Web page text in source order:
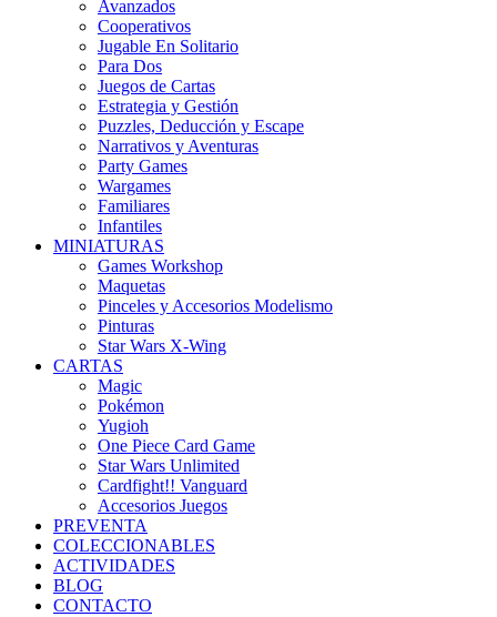
Avanzados
Cooperativos
Jugable En Solitario
Para Dos
Juegos de Cartas
Estrategia y Gestión
Puzzles, Deducción y Escape
Narrativos y Aventuras
Party Games
Wargames
Familiares
Infantiles
MINIATURAS
Games Workshop
Maquetas
Pinceles y Accesorios Modelismo
Pinturas
Star Wars X-Wing
CARTAS
Magic
Pokémon
Yugioh
One Piece Card Game
Star Wars Unlimited
Cardfight!! Vanguard
Accesorios Juegos
PREVENTA
COLECCIONABLES
ACTIVIDADES
BLOG
CONTACTO